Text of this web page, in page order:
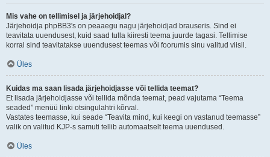
Mis vahe on tellimisel ja järjehoidjal?
Järjehoidja phpBB3's on peaaegu nagu järjehoidjad brauseris. Sind ei
teavitata uuendusest, kuid saad tulla kiiresti teema juurde tagasi. Tellimise
korral sind teavitatakse uuendusest teemas või foorumis sinu valitud viisil.
Üles
Kuidas ma saan lisada järjehoidjasse või tellida teemat?
Et lisada järjehoidjasse või tellida mõnda teemat, pead vajutama “Teema
seaded” menüü linki otsingulahtri kõrval.
Vastates teemasse, kui seade “Teavita mind, kui keegi on vastanud teemasse”
valik on valitud KJP-s samuti tellib automaatselt teema uuendused.
Üles